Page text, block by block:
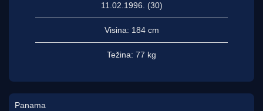
11.02.1996. (30)
Visina: 184 cm
Težina: 77 kg
Panama